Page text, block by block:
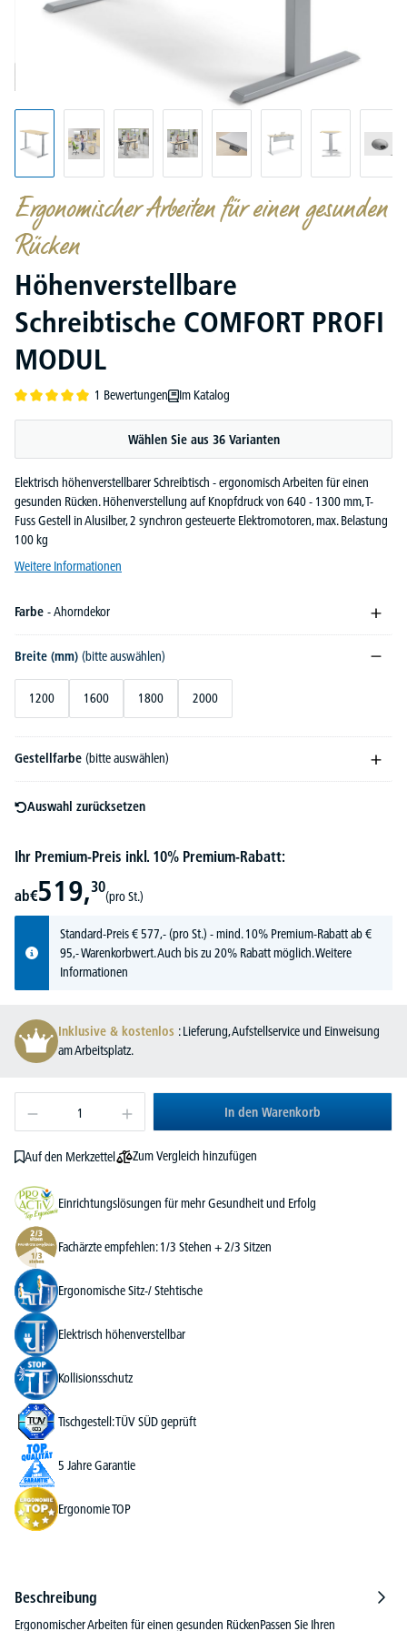
Ergonomischer Arbeiten für einen gesunden
Rücken
Höhenverstellbare
Schreibtische COMFORT PROFI
MODUL
1 Bewertungen Im Katalog
Wählen Sie aus 36 Varianten
Elektrisch höhenverstellbarer Schreibtisch - ergonomisch Arbeiten für einen
gesunden Rücken. Höhenverstellung auf Knopfdruck von 640 - 1300 mm, T-
Fuss Gestell in Alusilber, 2 synchron gesteuerte Elektromotoren, max. Belastung
100 kg
Weitere Informationen
Farbe - Ahorndekor
Breite (mm) (bitte auswählen)
1200 1600 1800 2000
Gestellfarbe (bitte auswählen)
Auswahl zurücksetzen
Ihr Premium-Preis inkl. 10% Premium-Rabatt:
ab€519,30
(pro St.)
Standard-Preis€ 577,-(pro St.) - mind. 10% Premium-Rabatt ab €
95,- Warenkorbwert. Auch bis zu 20% Rabatt möglich.Weitere
Informationen
Inklusive & kostenlos : Lieferung, Aufstellservice und Einweisung
am Arbeitsplatz.
In den Warenkorb
Auf den Merkzettel Zum Vergleich hinzufügen
Einrichtungslösungen für mehr Gesundheit und Erfolg
Fachärzte empfehlen: 1/3 Stehen + 2/3 Sitzen
Ergonomische Sitz-/ Stehtische
Elektrisch höhenverstellbar
Kollisionsschutz
Tischgestell: TÜV SÜD geprüft
5 Jahre Garantie
Ergonomie TOP
Beschreibung
Ergonomischer Arbeiten für einen gesunden RückenPassen Sie Ihren